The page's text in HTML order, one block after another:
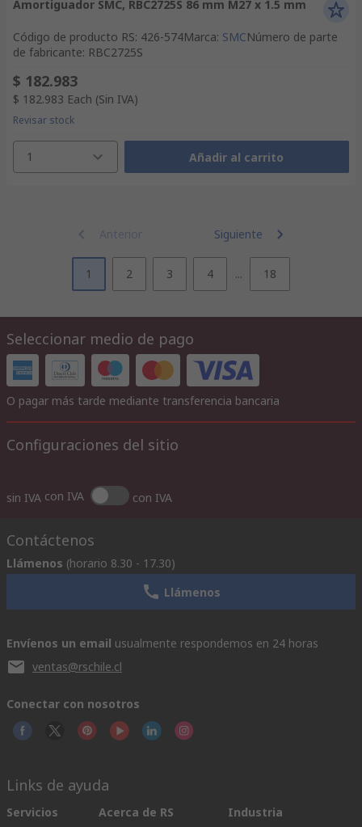
Amortiguador SMC, RBC2725S 86 mm M27 x 1.5 mm
Código de producto RS: 426-574Marca: SMCNúmero de parte
de fabricante: RBC2725S
$ 182.983
$ 182.983 Each (Sin IVA)
Revisar stock
1 Añadir al carrito
Anterior Siguiente
1 2 3 4 ... 18
Seleccionar medio de pago
O pagar más tarde mediante transferencia bancaria
Configuraciones del sitio
sin IVA con IVA con IVA
Contáctenos
Llámenos (horario 8.30 - 17.30)
Llámenos
Envíenos un email usualmente respondemos en 24 horas
ventas@rschile.cl
Conectar con nosotros
Links de ayuda
Servicios
Acerca de RS
Industria